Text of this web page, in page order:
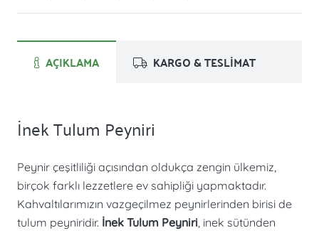
AÇIKLAMA KARGO & TESLİMAT
İnek Tulum Peyniri
Peynir çeşitliliği açısından oldukça zengin ülkemiz,
birçok farklı lezzetlere ev sahipliği yapmaktadır.
Kahvaltılarımızın vazgeçilmez peynirlerinden birisi de
tulum peyniridir. İnek Tulum Peyniri, inek sütünden